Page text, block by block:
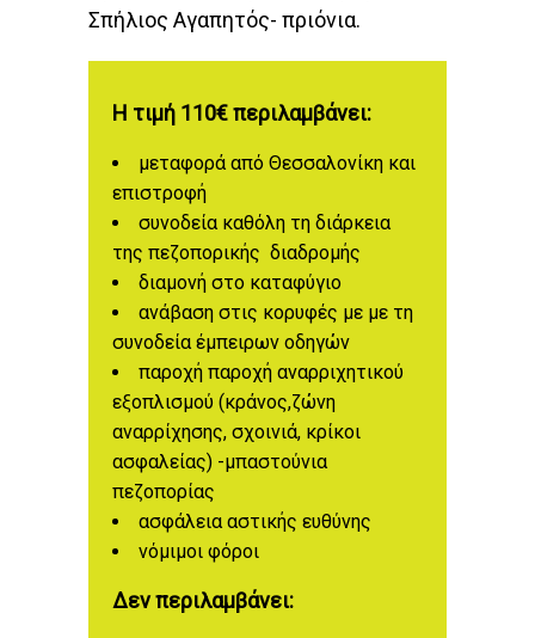
Σπήλιος Αγαπητός- πριόνια.
Η τιμή 110€ περιλαμβάνει:
μεταφορά από Θεσσαλονίκη και
επιστροφή
συνοδεία καθόλη τη διάρκεια
της πεζοπορικής διαδρομής
διαμονή στο καταφύγιο
ανάβαση στις κορυφές με με τη
συνοδεία έμπειρων οδηγών
παροχή παροχή αναρριχητικού
εξοπλισμού (κράνος,ζώνη
αναρρίχησης, σχοινιά, κρίκοι
ασφαλείας) -μπαστούνια
πεζοπορίας
ασφάλεια αστικής ευθύνης
νόμιμοι φόροι
Δεν περιλαμβάνει: